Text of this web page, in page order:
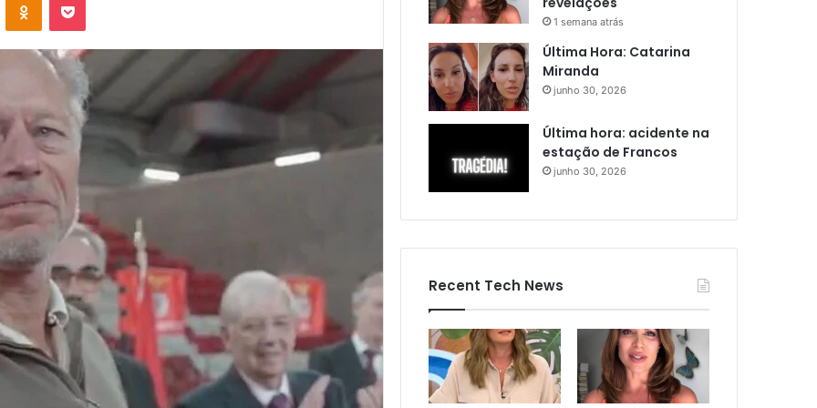
1 semana atrás
Última Hora: Catarina
Miranda
junho 30, 2026
Última hora: acidente na
estação de Francos
junho 30, 2026
Recent Tech News